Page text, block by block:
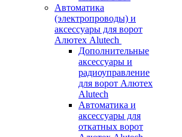
Автоматика
(электропроводы) и
аксессуары для ворот
Алютех Alutech
Дополнительные
аксессуары и
радиоуправление
для ворот Алютех
Alutech
Автоматика и
аксессуары для
откатных ворот